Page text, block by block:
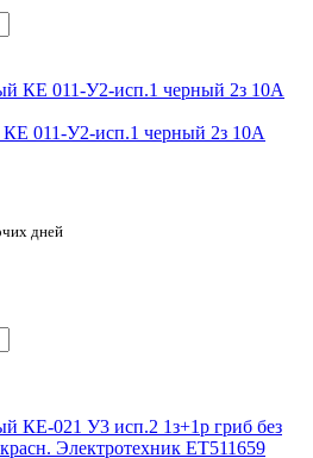
011-У2-исп.1 черный 2з 10A
дней